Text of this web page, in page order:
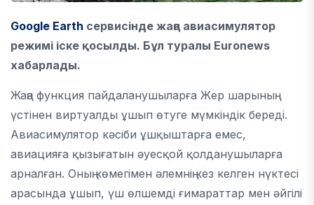
Google Earth сервисінде жаңа авиасимулятор
режимі іске қосылды. Бұл туралы Euronews
хабарлады.
Жаңа функция пайдаланушыларға Жер шарының
үстінен виртуалды ұшып өтуге мүмкіндік береді.
Авиасимулятор кәсіби ұшқыштарға емес,
авиацияға қызығатын әуесқой қолданушыларға
арналған. Оның көмегімен әлемнің кез келген нүктесі
арасында ұшып, үш өлшемді ғимараттар мен әйгілі